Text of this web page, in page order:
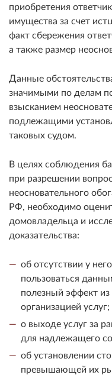
приобретения
имущества за счет
факт сбережения
а также размер
Данные
значимыми по делам
взысканием
подлежащими
таковых судом.
В целях соблюдения
при разрешении
неосновательного
РФ, необходимо
домовладельца и
доказательства:
об отсутствии у
пользоваться
полезный эффект
организацией услуг;
о выходе услуг за
для надлежащего
об установлении
превышающей их